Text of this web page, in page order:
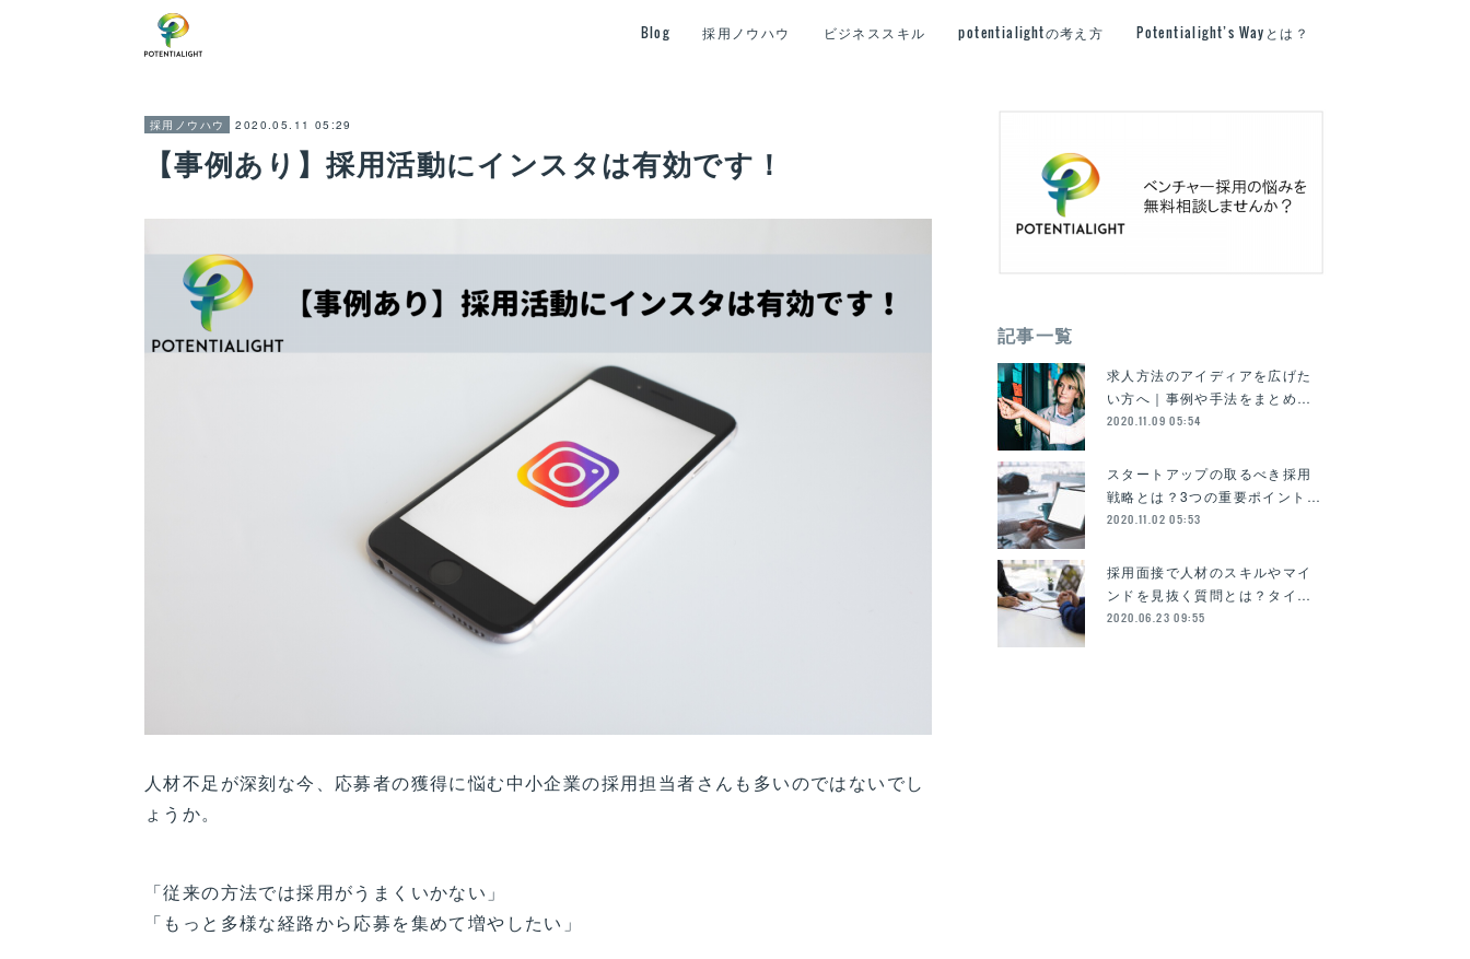
Blog 採用ノウハウ ビジネススキル potentialightの考え方 Potentialight’s Wayとは？
採用ノウハウ 2020.05.11 05:29
【事例あり】採用活動にインスタは有効です！
人材不足が深刻な今、応募者の獲得に悩む中小企業の採用担当者さんも多いのではないでし
ょうか。
「従来の方法では採用がうまくいかない」
「もっと多様な経路から応募を集めて増やしたい」
記事一覧
求人方法のアイディアを広げた
い方へ｜事例や手法をまとめ…
2020.11.09 05:54
スタートアップの取るべき採用
戦略とは？3つの重要ポイント…
2020.11.02 05:53
採用面接で人材のスキルやマイ
ンドを見抜く質問とは？タイ…
2020.06.23 09:55